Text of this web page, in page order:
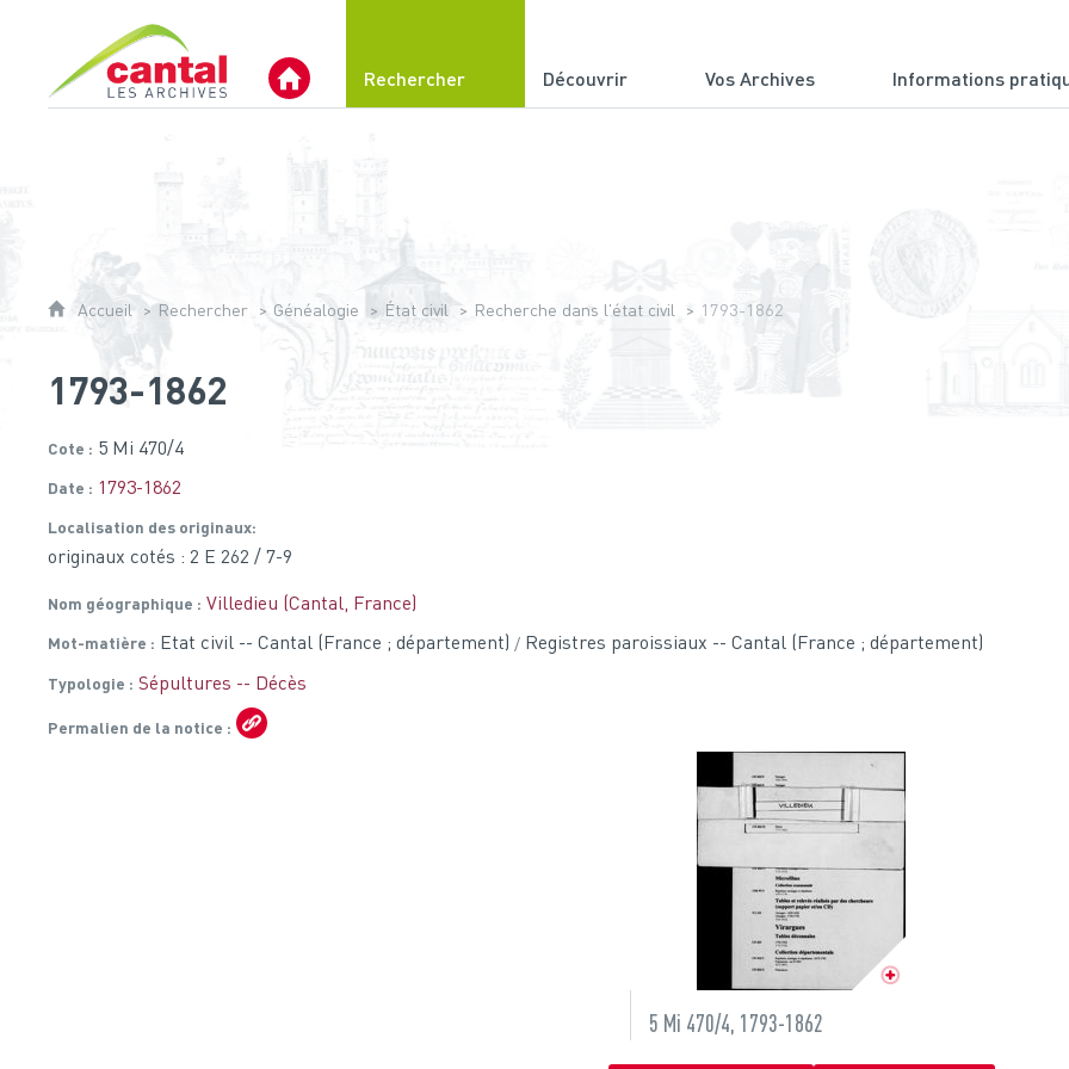
Archives Départementales du Cantal
Rechercher Découvrir Vos Archives Informations
Accueil Rechercher Généalogie État civil Recherche dans l'état civil 1793-1862
1793-1862
Cote 5 Mi 470/4
Date 1793-1862
Localisation des originaux
originaux cotés : 2 E 262 / 7-9
Nom géographique Villedieu (Cantal, France)
Mot-matière Etat civil -- Cantal (France ; département) Registres paroissiaux -- Cantal (France ; département)
Typologie Sépultures -- Décès
Permalien de la notice
5 Mi 470/4, 1793-1862